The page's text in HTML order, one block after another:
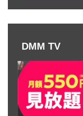
DMM TV